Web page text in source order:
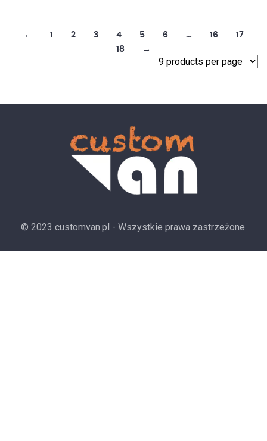
← 1 2 3 4 5 6 … 16
17
18
→
© 2023 customvan.pl - Wszystkie prawa zastrzeżone.